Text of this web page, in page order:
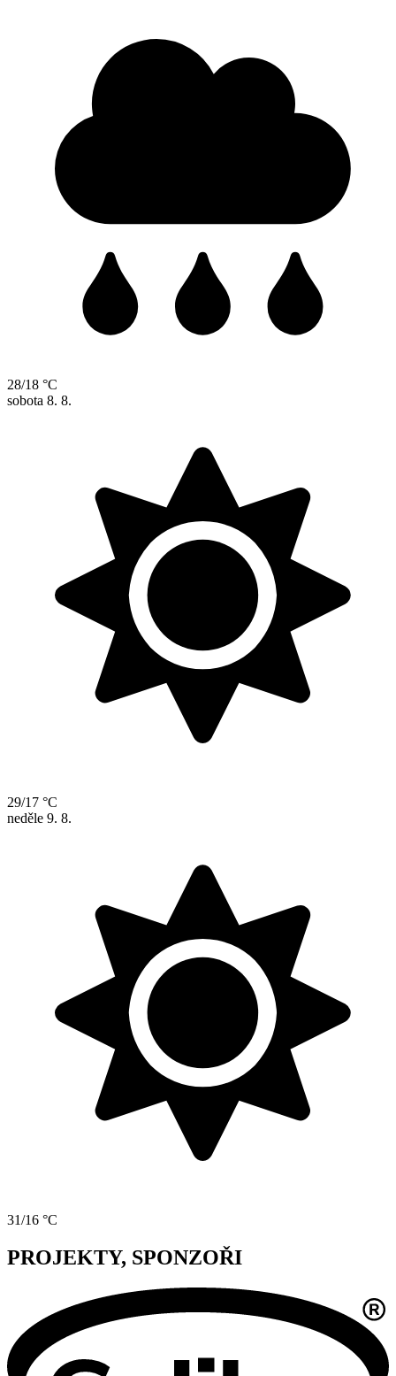
28/18 °C
sobota 8. 8.
29/17 °C
neděle 9. 8.
31/16 °C
PROJEKTY, SPONZOŘI